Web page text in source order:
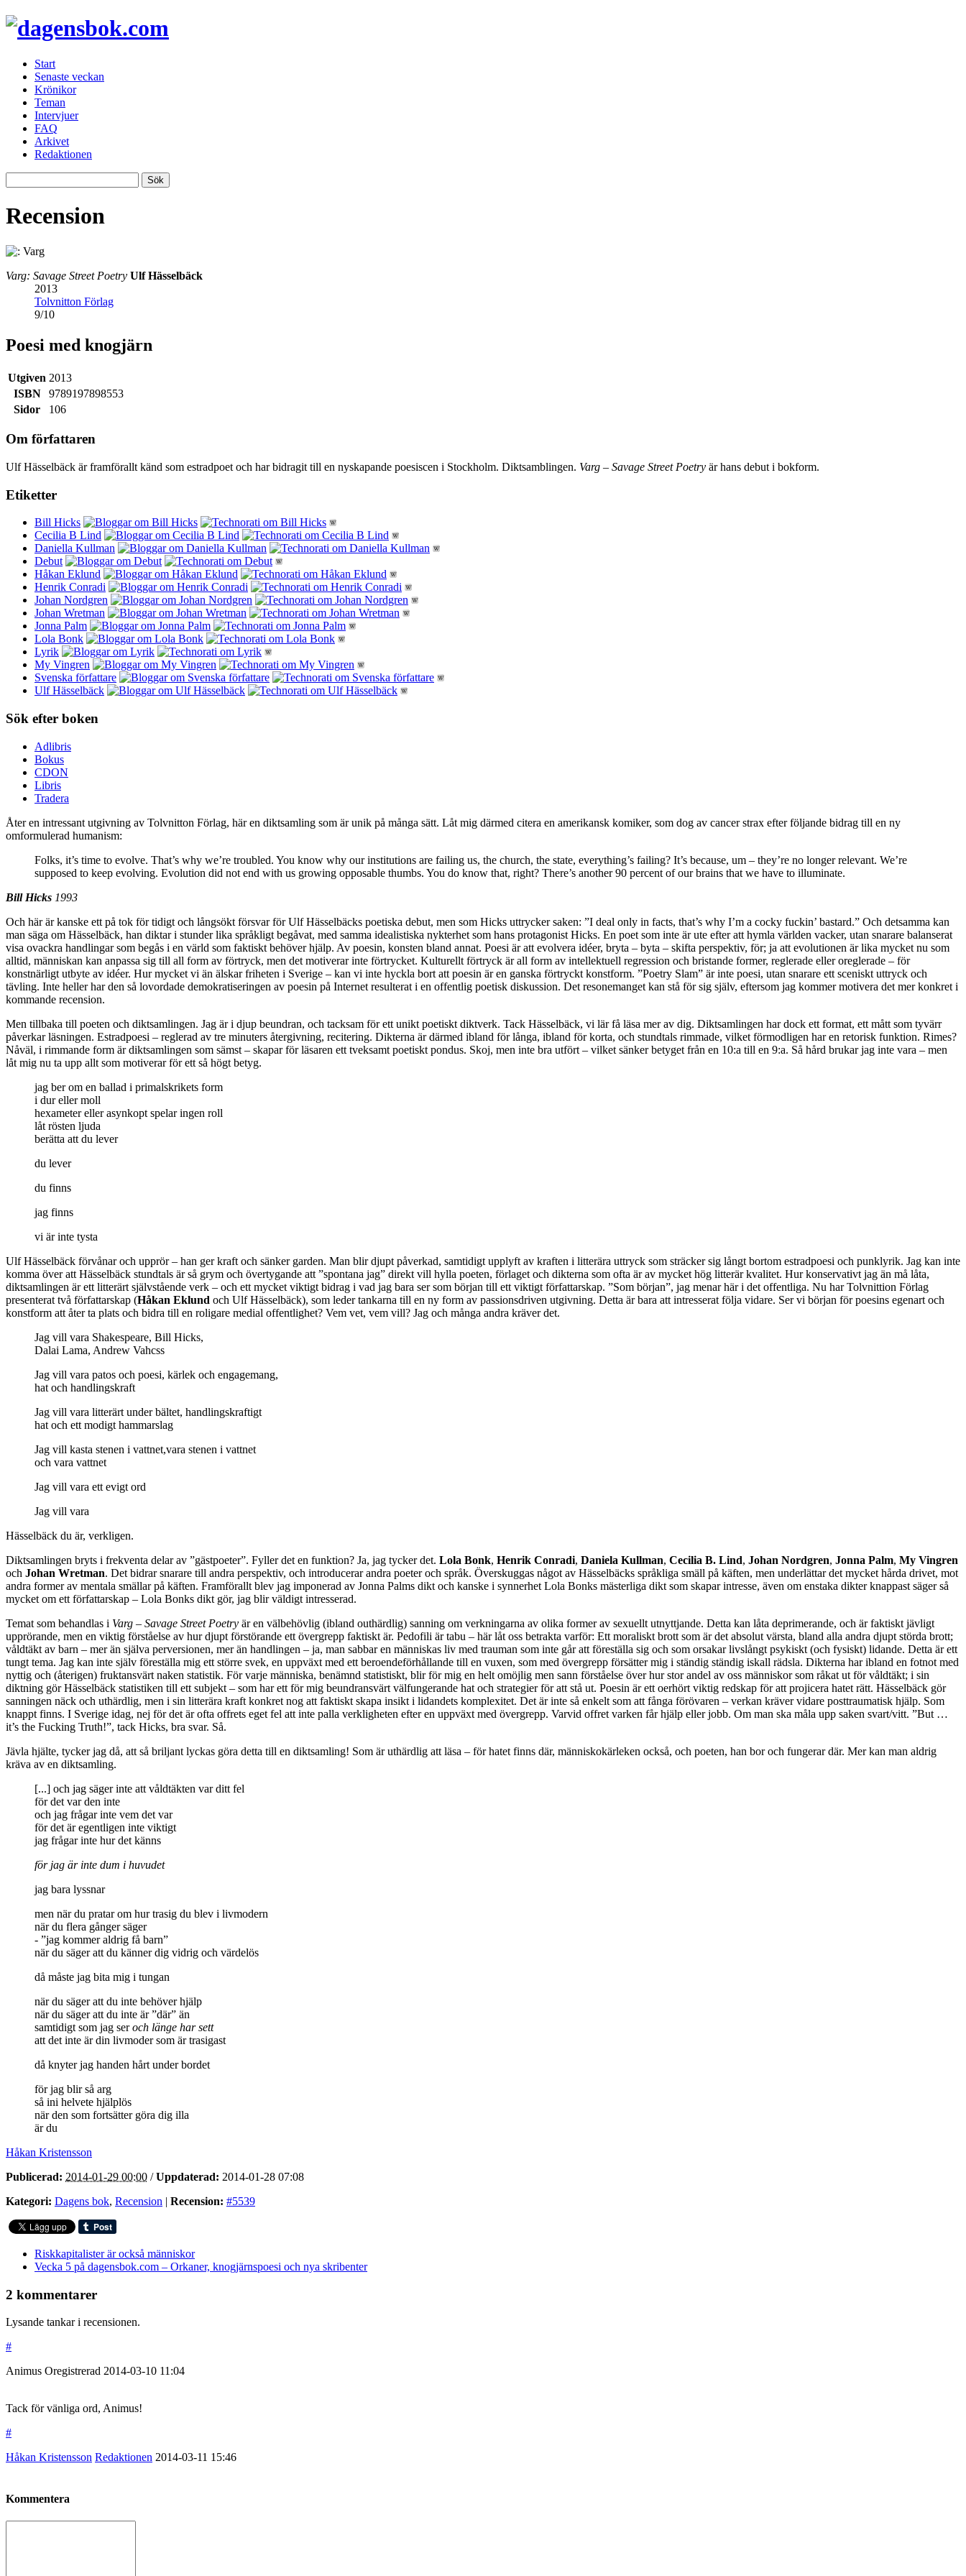
Start
Senaste veckan
Krönikor
Teman
Intervjuer
FAQ
Arkivet
Redaktionen
Recension
Varg: Savage Street Poetry Ulf Hässelbäck
2013
Tolvnitton Förlag
9/10
Poesi med knogjärn
Utgiven 2013
ISBN
9789197898553
Sidor
106
Om författaren
Ulf Hässelbäck är framförallt känd som estradpoet och har bidragit till en nyskapande poesiscen i Stockholm. Diktsamblingen. Varg – Savage Street Poetry är hans debut i bokform.
Etiketter
Bill Hicks
Cecilia B Lind
Daniella Kullman
Debut
Håkan Eklund
Henrik Conradi
Johan Nordgren
Johan Wretman
Jonna Palm
Lola Bonk
Lyrik
My Vingren
Svenska författare
Ulf Hässelbäck
Sök efter boken
Adlibris
Bokus
CDON
Libris
Tradera
Åter en intressant utgivning av Tolvnitton Förlag, här en diktsamling som är unik på många sätt. Låt mig därmed citera en amerikansk komiker, som dog av cancer strax efter följande bidrag till en ny
omformulerad humanism:
Folks, it’s time to evolve. That’s why we’re troubled. You know why our institutions are failing us, the church, the state, everything’s failing? It’s because, um – they’re no longer relevant. We’re
supposed to keep evolving. Evolution did not end with us growing opposable thumbs. You do know that, right? There’s another 90 percent of our brains that we have to illuminate.
Bill Hicks 1993
Och här är kanske ett på tok för tidigt och långsökt försvar för Ulf Hässelbäcks poetiska debut, men som Hicks uttrycker saken: ”I deal only in facts, that’s why I’m a cocky fuckin’ bastard.” Och detsamma kan
man säga om Hässelbäck, han diktar i stunder lika språkligt begåvat, med samma idealistiska nykterhet som hans protagonist Hicks. En poet som inte är ute efter att hymla världen vacker, utan snarare balanserat
visa ovackra handlingar som begås i en värld som faktiskt behöver hjälp. Av poesin, konsten bland annat. Poesi är att evolvera idéer, bryta – byta – skifta perspektiv, för; ja att evolutionen är lika mycket nu som
alltid, människan kan anpassa sig till all form av förtryck, men det motiverar inte förtrycket. Kulturellt förtryck är all form av intellektuell regression och bristande former, reglerade eller oreglerade – för
konstnärligt utbyte av idéer. Hur mycket vi än älskar friheten i Sverige – kan vi inte hyckla bort att poesin är en ganska förtryckt konstform. ”Poetry Slam” är inte poesi, utan snarare ett sceniskt uttryck och
tävling. Inte heller har den så lovordade demokratiseringen av poesin på Internet resulterat i en offentlig poetisk diskussion. Det resonemanget kan stå för sig själv, eftersom jag kommer motivera det mer konkret i
kommande recension.
Men tillbaka till poeten och diktsamlingen. Jag är i djup beundran, och tacksam för ett unikt poetiskt diktverk. Tack Hässelbäck, vi lär få läsa mer av dig. Diktsamlingen har dock ett format, ett mått som tyvärr
påverkar läsningen. Estradpoesi – reglerad av tre minuters återgivning, recitering. Dikterna är därmed ibland för långa, ibland för korta, och stundtals rimmade, vilket förmodligen har en retorisk funktion. Rimes?
Nåväl, i rimmande form är diktsamlingen som sämst – skapar för läsaren ett tveksamt poetiskt pondus. Skoj, men inte bra utfört – vilket sänker betyget från en 10:a till en 9:a. Så hård brukar jag inte vara – men
låt mig nu ta upp allt som motiverar för ett så högt betyg.
jag ber om en ballad i primalskrikets form
i dur eller moll
hexameter eller asynkopt spelar ingen roll
låt rösten ljuda
berätta att du lever
du lever
du finns
jag finns
vi är inte tysta
Ulf Hässelbäck förvånar och upprör – han ger kraft och sänker garden. Man blir djupt påverkad, samtidigt upplyft av kraften i litterära uttryck som sträcker sig långt bortom estradpoesi och punklyrik. Jag kan inte
komma över att Hässelbäck stundtals är så grym och övertygande att ”spontana jag” direkt vill hylla poeten, förlaget och dikterna som ofta är av mycket hög litterär kvalitet. Hur konservativt jag än må låta,
diktsamlingen är ett litterärt självstående verk – och ett mycket viktigt bidrag i vad jag bara ser som början till ett viktigt författarskap. ”Som början”, jag menar här i det offentliga. Nu har Tolvnittion Förlag
presenterat två författarskap (Håkan Eklund och Ulf Hässelbäck), som leder tankarna till en ny form av passionsdriven utgivning. Detta är bara att intresserat följa vidare. Ser vi början för poesins egenart och
konstform att åter ta plats och bidra till en roligare medial offentlighet? Vem vet, vem vill? Jag och många andra kräver det.
Jag vill vara Shakespeare, Bill Hicks,
Dalai Lama, Andrew Vahcss
Jag vill vara patos och poesi, kärlek och engagemang,
hat och handlingskraft
Jag vill vara litterärt under bältet, handlingskraftigt
hat och ett modigt hammarslag
Jag vill kasta stenen i vattnet,vara stenen i vattnet
och vara vattnet
Jag vill vara ett evigt ord
Jag vill vara
Hässelbäck du är, verkligen.
Diktsamlingen bryts i frekventa delar av ”gästpoeter”. Fyller det en funktion? Ja, jag tycker det. Lola Bonk, Henrik Conradi, Daniela Kullman, Cecilia B. Lind, Johan Nordgren, Jonna Palm, My Vingren
och Johan Wretman. Det bidrar snarare till andra perspektiv, och introducerar andra poeter och språk. Överskuggas något av Hässelbäcks språkliga smäll på käften, men underlättar det mycket hårda drivet, mot
andra former av mentala smällar på käften. Framförallt blev jag imponerad av Jonna Palms dikt och kanske i synnerhet Lola Bonks mästerliga dikt som skapar intresse, även om enstaka dikter knappast säger så
mycket om ett författarskap – Lola Bonks dikt gör, jag blir väldigt intresserad.
Temat som behandlas i Varg – Savage Street Poetry är en välbehövlig (ibland outhärdlig) sanning om verkningarna av olika former av sexuellt utnyttjande. Detta kan låta deprimerande, och är faktiskt jävligt
upprörande, men en viktig förståelse av hur djupt förstörande ett övergrepp faktiskt är. Pedofili är tabu – här låt oss betrakta varför: Ett moraliskt brott som är det absolut värsta, bland alla andra djupt störda brott;
våldtäkt av barn – mer än själva perversionen, mer än handlingen – ja, man sabbar en människas liv med trauman som inte går att föreställa sig och som orsakar livslångt psykiskt (och fysiskt) lidande. Detta är ett
tungt tema. Jag kan inte själv föreställa mig ett större svek, en uppväxt med ett beroendeförhållande till en vuxen, som med övergrepp försätter mig i ständig ständig iskall rädsla. Dikterna har ibland en fotnot med
nyttig och (återigen) fruktansvärt naken statistik. För varje människa, benämnd statistiskt, blir för mig en helt omöjlig men sann förståelse över hur stor andel av oss människor som råkat ut för våldtäkt; i sin
diktning gör Hässelbäck statistiken till ett subjekt – som har ett för mig beundransvärt välfungerande hat och strategier för att stå ut. Poesin är ett oerhört viktig redskap för att projicera hatet rätt. Hässelbäck gör
sanningen näck och uthärdlig, men i sin litterära kraft konkret nog att faktiskt skapa insikt i lidandets komplexitet. Det är inte så enkelt som att fånga förövaren – verkan kräver vidare posttraumatisk hjälp. Som
knappt finns. I Sverige idag, nej för det är ofta offrets eget fel att inte palla verkligheten efter en uppväxt med övergrepp. Varvid offret varken får hjälp eller jobb. Om man ska måla upp saken svart/vitt. ”But …
it’s the Fucking Truth!”, tack Hicks, bra svar. Så.
Jävla hjälte, tycker jag då, att så briljant lyckas göra detta till en diktsamling! Som är uthärdlig att läsa – för hatet finns där, människokärleken också, och poeten, han bor och fungerar där. Mer kan man aldrig
kräva av en diktsamling.
[...] och jag säger inte att våldtäkten var ditt fel
för det var den inte
och jag frågar inte vem det var
för det är egentligen inte viktigt
jag frågar inte hur det känns
för jag är inte dum i huvudet
jag bara lyssnar
men när du pratar om hur trasig du blev i livmodern
när du flera gånger säger
- ”jag kommer aldrig få barn”
när du säger att du känner dig vidrig och värdelös
då måste jag bita mig i tungan
när du säger att du inte behöver hjälp
när du säger att du inte är ”där” än
samtidigt som jag seroch länge har sett
att det inte är din livmoder som är trasigast
då knyter jag handen hårt under bordet
för jag blir så arg
så ini helvete hjälplös
när den som fortsätter göra dig illa
är du
Håkan Kristensson
Publicerad: 2014-01-29 00:00 /Uppdaterad: 2014-01-28 07:08
Kategori: Dagens bok, Recension | Recension: #5539
Riskkapitalister är också människor
Vecka 5 på dagensbok.com – Orkaner, knogjärnspoesi och nya skribenter
2 kommentarer
Lysande tankar i recensionen.
#
Animus Oregistrerad 2014-03-10 11:04
Tack för vänliga ord, Animus!
#
Håkan Kristensson Redaktionen 2014-03-11 15:46
Kommentera